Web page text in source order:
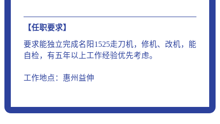
【任职要求】
要求能独立完成名阳1525走刀机，修机、改机，能
自检，有五年以上工作经验优先考虑。
工作地点：惠州益伸